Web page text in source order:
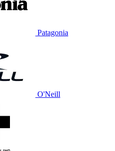
Patagonia
O'Neill